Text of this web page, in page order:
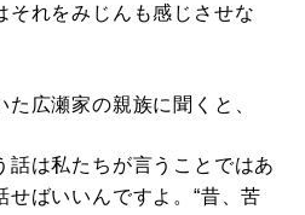
それをみじんも感じさせな
広瀬家の親族に聞くと、
話は私たちが言うことではあ
せばいいんですよ。“昔、苦